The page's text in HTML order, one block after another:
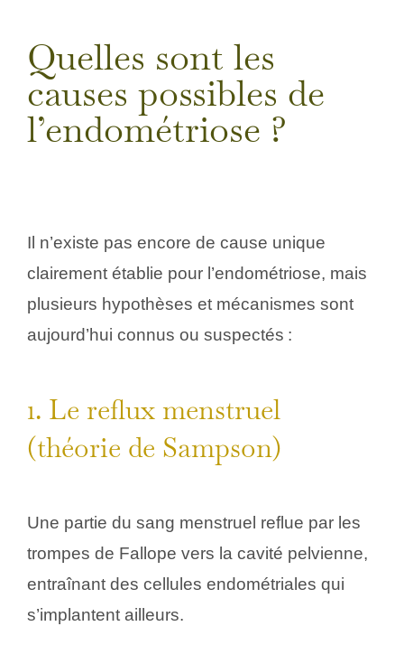
Quelles sont les
causes possibles de
l’endométriose ?
Il n’existe pas encore de cause unique
clairement établie pour l’endométriose, mais
plusieurs hypothèses et mécanismes sont
aujourd’hui connus ou suspectés :
1. Le reflux menstruel
(théorie de Sampson)
Une partie du sang menstruel reflue par les
trompes de Fallope vers la cavité pelvienne,
entraînant des cellules endométriales qui
s’implantent ailleurs.